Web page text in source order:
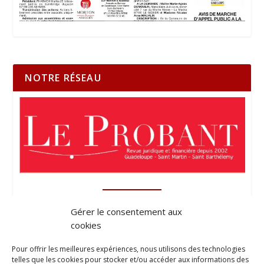
Gérer le consentement aux
cookies
Pour offrir les meilleures expériences, nous utilisons des technologies
telles que les cookies pour stocker et/ou accéder aux informations des
NOTRE RÉSEAU